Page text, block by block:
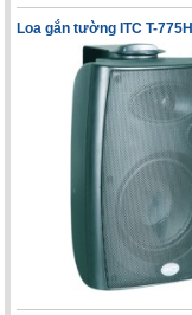
Loa gắn tường ITC T-775H